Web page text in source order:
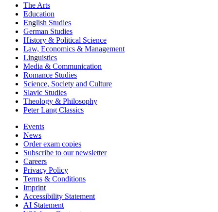
The Arts
Education
English Studies
German Studies
History & Political Science
Law, Economics & Management
Linguistics
Media & Communication
Romance Studies
Science, Society and Culture
Slavic Studies
Theology & Philosophy
Peter Lang Classics
Events
News
Order exam copies
Subscribe to our newsletter
Careers
Privacy Policy
Terms & Conditions
Imprint
Accessibility Statement
AI Statement